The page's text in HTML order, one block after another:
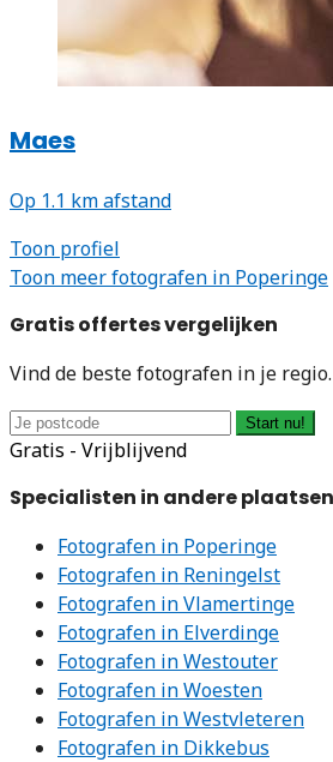
Maes
Op 1.1 km afstand
Toon profiel
Toon meer fotografen in Poperinge
Gratis offertes vergelijken
Vind de beste fotografen in je regio.
Start nu!
Gratis - Vrijblijvend
Specialisten in andere plaatsen
Fotografen in Poperinge
Fotografen in Reningelst
Fotografen in Vlamertinge
Fotografen in Elverdinge
Fotografen in Westouter
Fotografen in Woesten
Fotografen in Westvleteren
Fotografen in Dikkebus